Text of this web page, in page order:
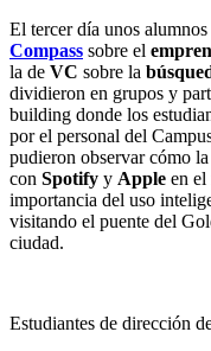
El tercer día unos
Compass sobre el
la de VC sobre la
dividieron en grupos y
building donde los
por el personal del
pudieron observar cómo
con Spotify y Apple en el
importancia del uso
visitando el puente del
ciudad.
Estudiantes de dirección